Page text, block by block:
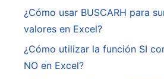
¿Cómo usar BUSCARH para
valores en Excel?
¿Cómo utilizar la función SI
NO en Excel?